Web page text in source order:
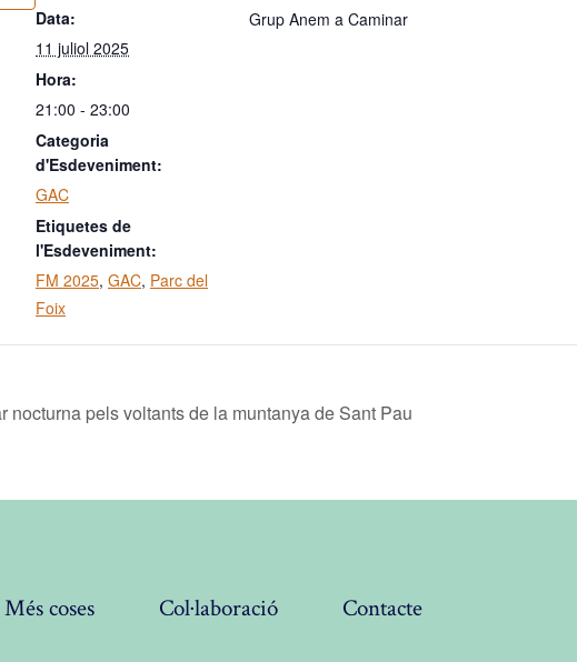
Data:
11 juliol 2025
Hora:
21:00 - 23:00
Categoria
d'Esdeveniment:
GAC
Etiquetes de
l'Esdeveniment:
FM 2025, GAC, Parc del
Foix
Grup Anem a Caminar
nocturna pels voltants de la muntanya de Sant Pau
Més coses Col·laboració Contacte